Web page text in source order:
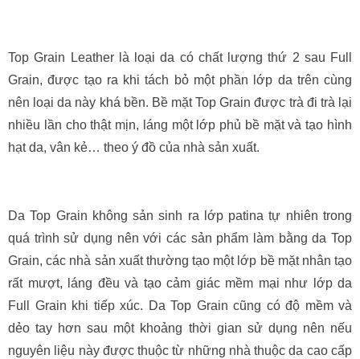
Top Grain Leather là loại da có chất lượng thứ 2 sau Full
Grain, được tạo ra khi tách bỏ một phần lớp da trên cùng
nên loại da này khá bền. Bề mặt Top Grain được trà đi trà lại
nhiều lần cho thật mịn, láng một lớp phủ bề mặt và tạo hình
hạt da, vân kẻ… theo ý đồ của nhà sản xuất.
Da Top Grain không sản sinh ra lớp patina tự nhiên trong
quá trình sử dụng nên với các sản phẩm làm bằng da Top
Grain, các nhà sản xuất thường tạo một lớp bề mặt nhân tạo
rất mượt, láng đều và tạo cảm giác mềm mại như lớp da
Full Grain khi tiếp xúc. Da Top Grain cũng có độ mềm và
dẻo tay hơn sau một khoảng thời gian sử dụng nên nếu
nguyên liệu này được thuộc từ những nhà thuộc da cao cấp